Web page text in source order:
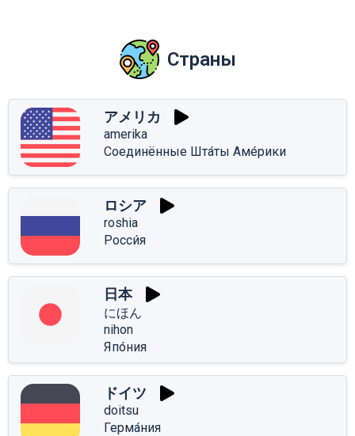
Страны
アメリカ
amerika
Соединённые Шта́ты Аме́рики
ロシア
roshia
Росси́я
日本
にほん
nihon
Япо́ния
ドイツ
doitsu
Герма́ния